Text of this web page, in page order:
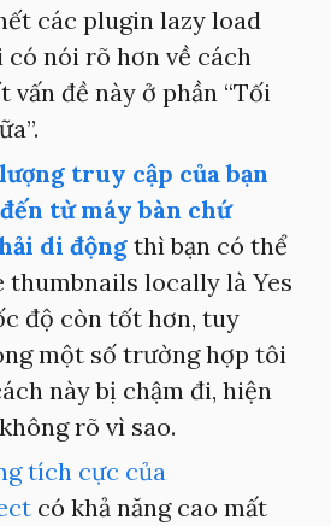
các plugin lazy load
có nói rõ hơn về cách
vấn đề này ở phần “Tối
truy cập của bạn
từ máy bàn chứ
di động thì bạn có thể
thumbnails locally là Yes
độ còn tốt hơn, tuy
một số trường hợp tôi
này bị chậm đi, hiện
rõ vì sao.
tích cực của
có khả năng cao mất